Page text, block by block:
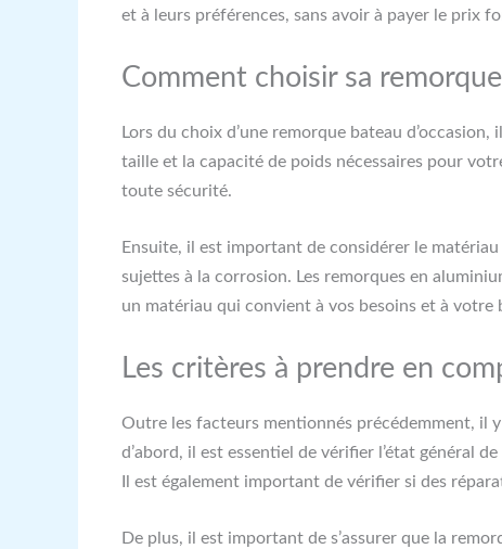
et à leurs préférences, sans avoir à payer le prix
Comment choisir sa
Lors du choix d’une remorque bateau
taille et la capacité de poids nécessaires pour
toute sécurité.
Ensuite, il est important de considérer le
sujettes à la corrosion. Les remorques en
un matériau qui convient à vos besoins et à votre
Les critères à prendre en
Outre les facteurs mentionnés précédemment, il
d’abord, il est essentiel de vérifier l’état général
Il est également important de vérifier si des
De plus, il est important de s’assurer que la